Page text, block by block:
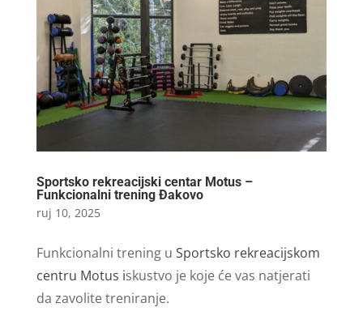
Sportsko rekreacijski centar Motus –
Funkcionalni trening Đakovo
ruj 10, 2025
Funkcionalni trening u Sportsko rekreacijskom
centru Motus iskustvo je koje će vas natjerati
da zavolite treniranje.